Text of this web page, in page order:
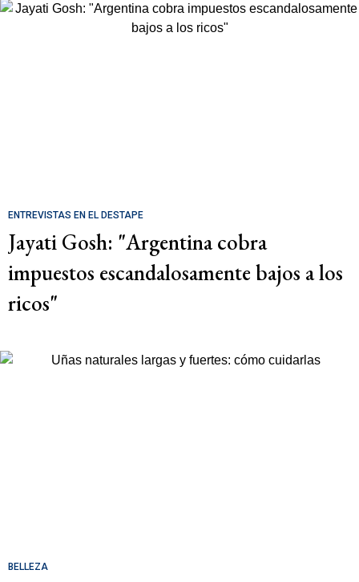
ENTREVISTAS EN EL DESTAPE
Jayati Gosh: "Argentina cobra
impuestos escandalosamente bajos a los
ricos"
BELLEZA